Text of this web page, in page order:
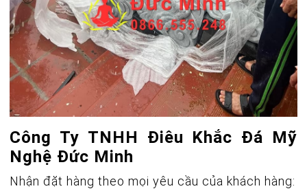
Công Ty TNHH Điêu Khắc Đá Mỹ
Nghệ Đức Minh
Nhận đặt hàng theo mọi yêu cầu của khách hàng: